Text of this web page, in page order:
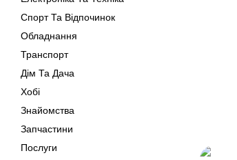
Спорт Та Відпочинок
Обладнання
Транспорт
Дім Та Дача
Хобі
Знайомства
Запчастини
Послуги